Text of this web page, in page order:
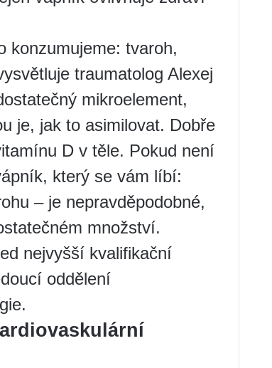
konzumujeme: tvaroh,
traumatolog Alexej
mikroelement,
je, jak to asimilovat. Dobře
D v těle. Pokud není
který se vám líbí:
– je nepravděpodobné,
množství.
nejvyšší kvalifikační
oddělení